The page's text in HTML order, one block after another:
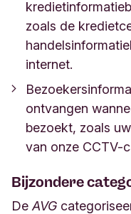
zoals de
internet.
ontvangen
bezoekt, zoals
van onze CCTV-
Bijzondere
De AVG